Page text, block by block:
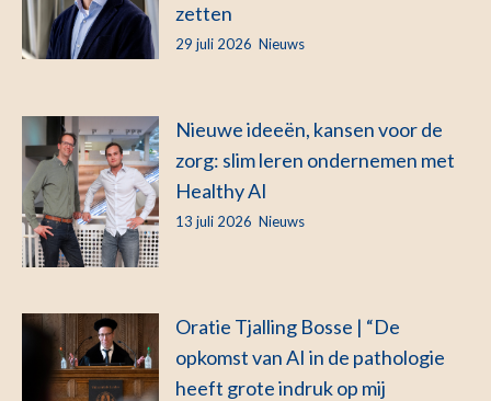
zetten
29 juli 2026 Nieuws
Nieuwe ideeën, kansen voor de
zorg: slim leren ondernemen met
Healthy AI
13 juli 2026 Nieuws
Oratie Tjalling Bosse | “De
opkomst van AI in de pathologie
heeft grote indruk op mij